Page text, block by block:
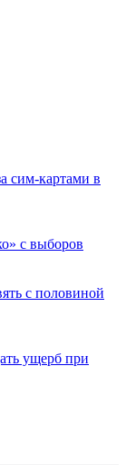
сим-картами в
с выборов
с половиной
ущерб при